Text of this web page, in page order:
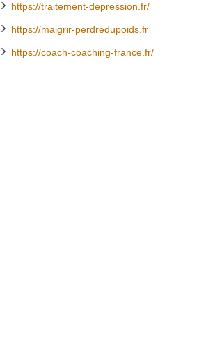
https://traitement-depression.fr/
https://maigrir-perdredupoids.fr
https://coach-coaching-france.fr/